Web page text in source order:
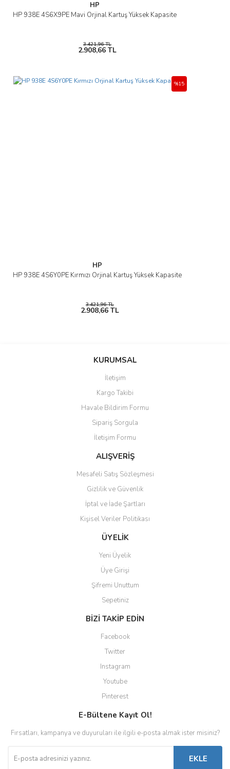
HP
HP 938E 4S6X9PE Mavi Orjinal Kartuş Yüksek Kapasite
3.421,96 TL
2.908,66 TL
HP
HP 938E 4S6Y0PE Kırmızı Orjinal Kartuş Yüksek Kapasite
%15
3.421,96 TL
2.908,66 TL
KURUMSAL
İletişim
Kargo Takibi
Havale Bildirim Formu
Sipariş Sorgula
İletişim Formu
ALIŞVERİŞ
Mesafeli Satış Sözleşmesi
Gizlilik ve Güvenlik
İptal ve İade Şartları
Kişisel Veriler Politikası
ÜYELİK
Yeni Üyelik
Üye Girişi
Şifremi Unuttum
Sepetiniz
BİZİ TAKİP EDİN
Facebook
Twitter
Instagram
Youtube
Pinterest
E-Bültene Kayıt Ol!
Fırsatları, kampanya ve duyuruları ile ilgili e-posta almak ister misiniz?
EKLE